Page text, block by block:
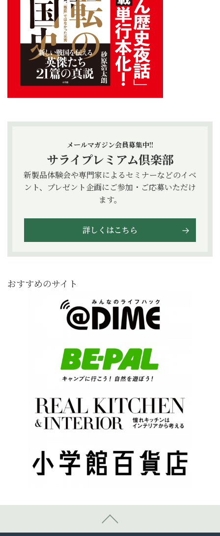
メールマガジン会員募集中!!
サライプレミアム倶楽部
新製品体験会や専門家によるセミナーなどのイベ
ント、プレゼント企画にご参加・ご応募いただけ
ます。
詳しくはこちら
おすすめのサイト